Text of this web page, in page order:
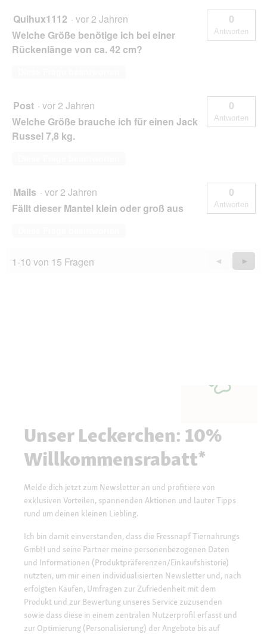
Quihux1112 · vor 2 Jahren
Welche Größe benötige ich bei einer
Rückenlänge von ca. 42 cm?
0
Antworten
Post · vor 2 Jahren
Welche Größe brauche ich für einen Jack
Russel 7,8 kg.
0
Antworten
Mails · vor 2 Jahren
Fällt dieser Mantel klein oder groß aus
0
Antworten
1-10 von 15 Fragen
Zurück
Questions
◄
Weiter
►
Unser Leckerchen: 10%
Willkommensrabatt*
Melde dich jetzt zum Newsletter an und profitiere von
exklusiven Vorteilen, spannenden Aktionen und lauter Tipps
rund um deinen kleinen Liebling.
Ich bin damit einverstanden, dass die Fressnapf Tiernahrungs
GmbH und seine Partner meine personenbezogenen Daten
und Informationen (Produktpräferenzen/Einkaufshistorie)
nutzten, um mir einen individualisierten Newsletter und, nach
erfolgten Käufen, Umfragen zur Zufriedenheit mit dem
Produkt und zur Bewertung unseres Service zuzusenden
sowie dass diese in einem zentralen Nutzerprofil erfasst und
zur Optimierung (Personalisierung) der Angebote bis auf